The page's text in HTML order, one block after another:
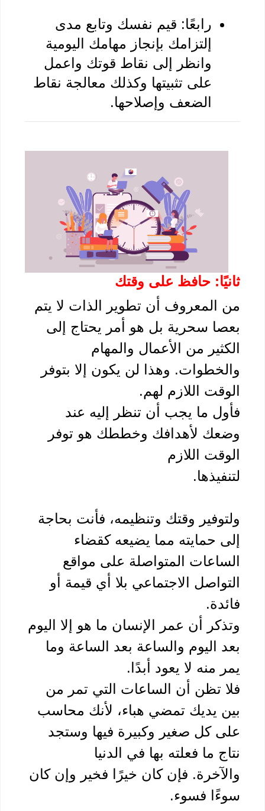
رابعًا: قيم نفسك وتابع مدى
إلتزامك بإنجاز مهامك اليومية
وانظر إلى نقاط قوتك واعمل
على تثبيتها وكذلك معالجة نقاط
الضعف وإصلاحها.
حافظ على وقتك
من المعروف أن تطوير الذات لا يتم
بعصا سحرية بل هو أمر يحتاج إلى
الكثير من الأعمال والمهام
والخطوات. وهذا لن يكون إلا بتوفر
اللازم لهم.
فأول ما يجب أن تنظر إليه عند
وضعك لأهدافك وخططك هو توفر
اللازم
ولتوفير وقتك وتنظيمه، فأنت بحاجة
إلى حمايته مما يضيعه كقضاء
الساعات المتواصلة على مواقع
التواصل الاجتماعي بلا أي قيمة أو
وتذكر أن عمر الإنسان ما هو إلا اليوم
بعد اليوم والساعة بعد الساعة وما
منه لا يعود أبدًا.
فلا تظن أن الساعات التي تمر من
بين يديك تمضي هباء، لأنك محاسب
على كل صغير وكبيرة فيها وستجد
ما فعلته بها في الدنيا
فسوء.